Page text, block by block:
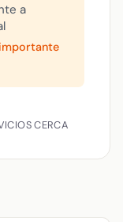
a
CERCA